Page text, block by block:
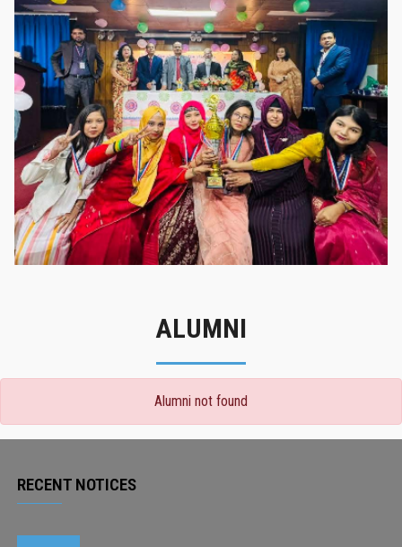
গৌরবের মুহূর্ত
গৌরবের মুহূর্ত
ALUMNI
Alumni not found
RECENT NOTICES